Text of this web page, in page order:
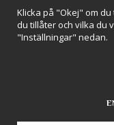
Hos Kryddlandet
kort, Klarna eller swish!
Klicka på "Okej" om
du tillåter och vilka du
"Inställningar" nedan.